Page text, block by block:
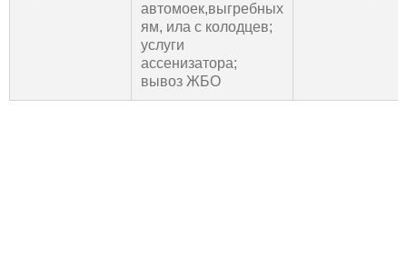
автомоек,выгребных
ям, ила с колодцев;
услуги
ассенизатора;
вывоз ЖБО